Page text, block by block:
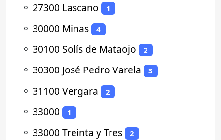
⚬ 27300 Lascano 1
⚬ 30000 Minas 4
⚬ 30100 Solís de Mataojo 2
⚬ 30300 José Pedro Varela 3
⚬ 31100 Vergara 2
⚬ 33000 1
⚬ 33000 Treinta y Tres 2